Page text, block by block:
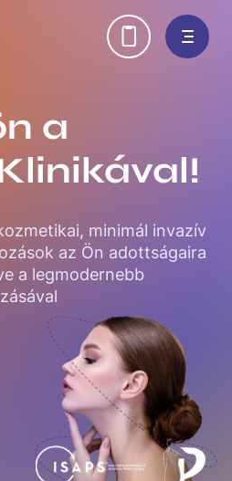
H
e
e
r
l
i
n
k
s
a
minimál invazív
az Ön adottságaira
a legmodernebb